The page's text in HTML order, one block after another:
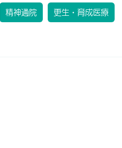
精神通院 更生・育成医療